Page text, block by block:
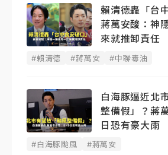
賴清德轟「台
蔣萬安酸：神
來就推卸責任
#賴清德 #蔣萬安 #中聯毒油
白海豚逼近北
整備假」？蔣
日恐有豪大雨
#白海豚颱風 #蔣萬安